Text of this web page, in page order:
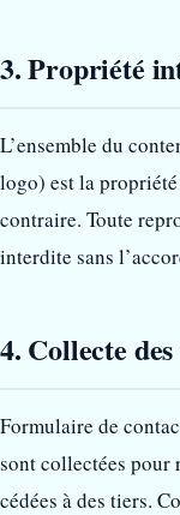
3. Propriété
L’ensemble du
logo) est la
contraire. Toute
interdite sans
4. Collecte
Formulaire de
sont collectées pour
cédées à des tiers.